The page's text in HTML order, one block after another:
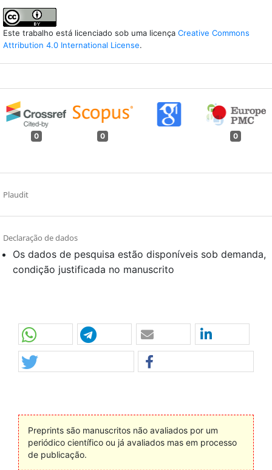
Este trabalho está licenciado sob uma licença Creative Commons
Attribution 4.0 International License.
0 0 0
Plaudit
Declaração de dados
Os dados de pesquisa estão disponíveis sob demanda,
condição justificada no manuscrito
Preprints são manuscritos não avaliados por um
periódico científico ou já avaliados mas em processo
de publicação.